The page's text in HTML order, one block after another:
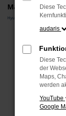
Marken
Hyundai
Fehler:
Beim Laden
Hier sind
Laden
Diese
audaris
Diese
der
Maps,
werden
YouTube
Google